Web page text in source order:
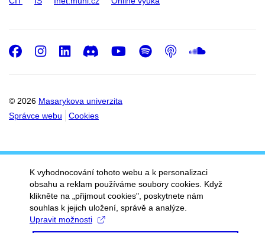
© 2026 Masarykova univerzita
Správce webu
Cookies
Facebook
Instagram
LinkedIn
DiscordYoutube
Spotify
Podcast
K vyhodnocování tohoto webu a k personalizaci
obsahu a reklam používáme soubory cookies. Když
klikněte na „přijmout cookies", poskytnete nám
souhlas k jejich uložení, správě a analýze.
Upravit možnosti